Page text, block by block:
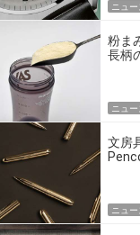
ニュー
粉ま
長柄
ニュー
文房
ニュー